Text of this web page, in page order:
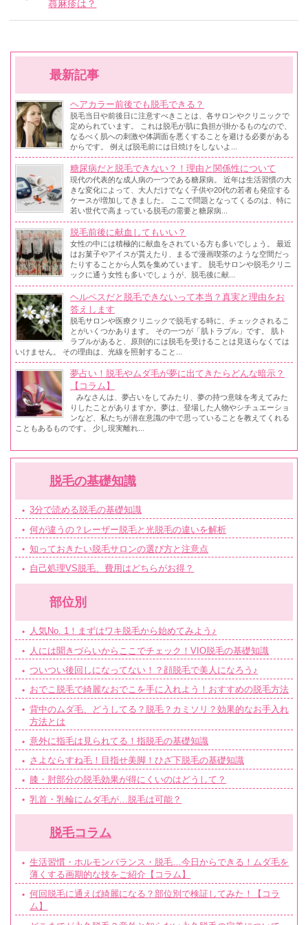
蕁麻疹は？
最新記事
ヘアカラー前後でも脱毛できる？
脱毛当日や前後日に注意すべきことは、各サロンやクリニックで
定められています。 これは脱毛が肌に負担が掛かるものなので、
なるべく肌への刺激や体調面を悪くすることを避ける必要がある
からです。 例えば脱毛前には日焼けをしないよ...
糖尿病だと脱毛できない？！理由と関係性について
現代の代表的な成人病の一つである糖尿病。 近年は生活習慣の大
きな変化によって、大人だけでなく子供や20代の若者も発症する
ケースが増加してきました。 ここで問題となってくるのは、特に
若い世代で高まっている脱毛の需要と糖尿病...
脱毛前後に献血してもいい？
女性の中には積極的に献血をされている方も多いでしょう。 最近
はお菓子やアイスが貰えたり、まるで漫画喫茶のような空間だっ
たりすることから人気を集めています。 脱毛サロンや脱毛クリニ
ックに通う女性も多いでしょうが、脱毛後に献...
ヘルペスだと脱毛できないって本当？真実と理由をお
答えします
脱毛サロンや医療クリニックで脱毛する時に、チェックされるこ
とがいくつかあります。 その一つが「肌トラブル」です。 肌ト
ラブルがあると、原則的には脱毛を受けることは見送らなくては
いけません。 その理由は、光線を照射すること...
夢占い！脱毛やムダ毛が夢に出てきたらどんな暗示？
【コラム】
みなさんは、夢占いをしてみたり、夢の持つ意味を考えてみた
りしたことがありますか。夢は、登場した人物やシチュエーショ
ンなど、私たちが潜在意識の中で思っていることを教えてくれる
こともあるものです。 少し現実離れ...
脱毛の基礎知識
3分で読める脱毛の基礎知識
何が違うの？レーザー脱毛と光脱毛の違いを解析
知っておきたい脱毛サロンの選び方と注意点
自己処理VS脱毛、費用はどちらがお得？
部位別
人気No. 1！まずはワキ脱毛から始めてみよう♪
人には聞きづらいからここでチェック！VIO脱毛の基礎知識
ついつい後回しになってない！？顔脱毛で美人になろう♪
おでこ脱毛で綺麗なおでこを手に入れよう！おすすめの脱毛方法
背中のムダ毛、どうしてる？脱毛？カミソリ？効果的なお手入れ
方法とは
意外に指毛は見られてる！指脱毛の基礎知識
さよならすね毛！目指せ美脚！ひざ下脱毛の基礎知識
膝・肘部分の脱毛効果が得にくいのはどうして？
乳首・乳輪にムダ毛が…脱毛は可能？
脱毛コラム
生活習慣・ホルモンバランス・脱毛…今日からできる！ムダ毛を
薄くする画期的な技をご紹介【コラム】
何回脱毛に通えば綺麗になる？部位別で検証してみた！【コラ
ム】